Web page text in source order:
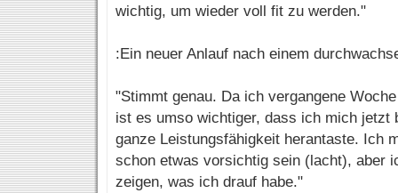
wichtig, um wieder voll fit zu werden."
:Ein neuer Anlauf nach einem
"Stimmt genau. Da ich vergangene
ist es umso wichtiger, dass ich mich jetzt
ganze Leistungsfähigkeit herantaste. Ich
schon etwas vorsichtig sein (lacht), aber
zeigen, was ich drauf habe."